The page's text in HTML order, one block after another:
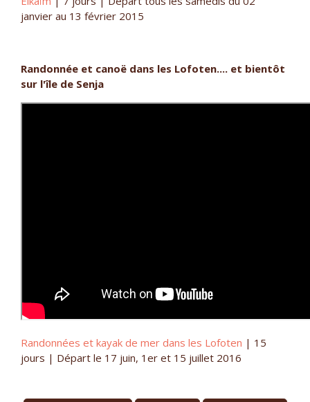
janvier au 13 février 2015
Randonnée et canoë dans les Lofoten.... et bientôt
sur l'île de Senja
Randonnées et kayak de mer dans les Lofoten | 15
jours | Départ le 17 juin, 1er et 15 juillet 2016